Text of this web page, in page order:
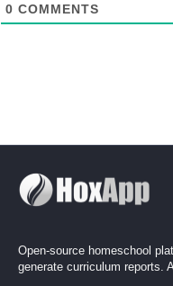
0 COMMENTS
Open-source homeschool
generate curriculum reports.